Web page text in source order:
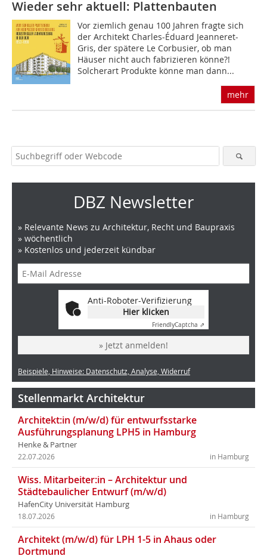
Wieder sehr aktuell: Plattenbauten
Vor ziemlich genau 100 Jahren fragte sich
der Architekt Charles-Éduard Jeanneret-
Gris, der spätere Le Corbusier, ob man
Häuser nicht auch fabri­zieren könne?!
Solcherart Produkte könne man dann...
mehr
DBZ Newsletter
» Relevante News zu Architektur, Recht und Baupraxis
» wöchentlich
» Kostenlos und jederzeit kündbar
Anti-Roboter-Verifizierung
Hier klicken
FriendlyCaptcha ⇗
» Jetzt anmelden!
Beispiele, Hinweise: Datenschutz, Analyse, Widerruf
Stellenmarkt Architektur
Architekt:in (m/w/d) für entwurfsstarke
Ausführungsplanung LPH5 in Hamburg
Henke & Partner
in Hamburg
22.07.2026
Wiss. Mitarbeiter:in – Architektur und
Städtebaulicher Entwurf (m/w/d)
HafenCity Universität Hamburg
in Hamburg
18.07.2026
Architekt (m/w/d) für LPH 1-5 in Ahaus oder
Dortmund